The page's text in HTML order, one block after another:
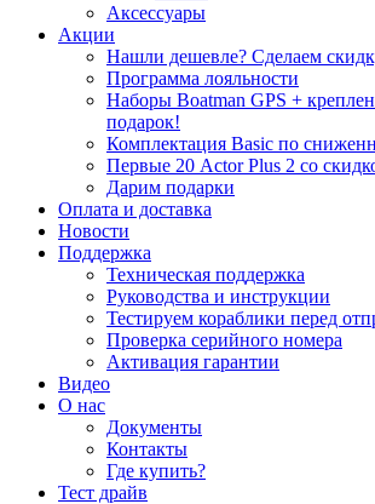
Аксессуары
Акции
Нашли дешевле? Сделаем
Программа лояльности
Наборы Boatman GPS +
подарок!
Комплектация Basic по
Первые 20 Actor Plus 2 со
Дарим подарки
Оплата и доставка
Новости
Поддержка
Техническая поддержка
Руководства и инструкции
Тестируем кораблики перед
Проверка серийного номера
Активация гарантии
Видео
О нас
Документы
Контакты
Где купить?
Тест драйв